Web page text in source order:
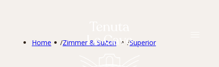
Home /Zimmer & Suiten /Superior